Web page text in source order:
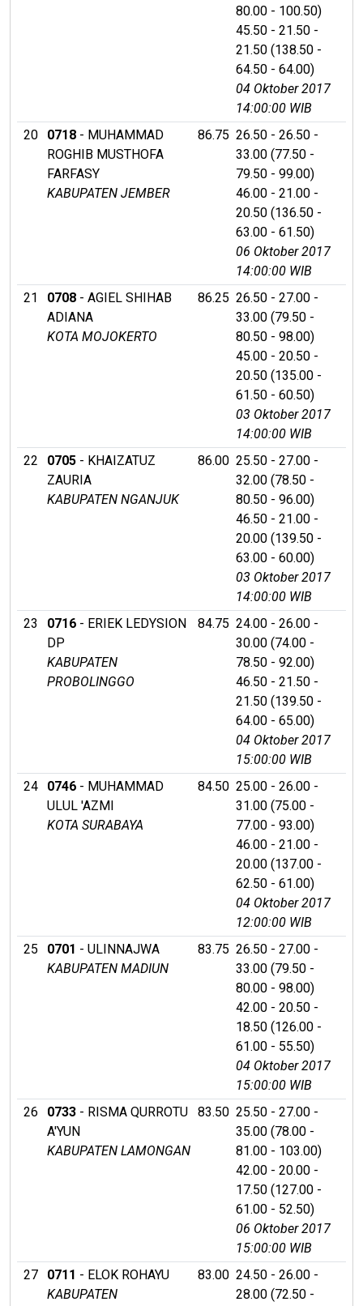
80.00 - 100.50)
45.50 - 21.50 -
21.50 (138.50 -
64.50 - 64.00)
04 Oktober 2017
14:00:00 WIB
20
0718 - MUHAMMAD
ROGHIB MUSTHOFA
FARFASY
KABUPATEN JEMBER
86.75 26.50 - 26.50 -
33.00 (77.50 -
79.50 - 99.00)
46.00 - 21.00 -
20.50 (136.50 -
63.00 - 61.50)
06 Oktober 2017
14:00:00 WIB
21
0708 - AGIEL SHIHAB
ADIANA
KOTA MOJOKERTO
86.25 26.50 - 27.00 -
33.00 (79.50 -
80.50 - 98.00)
45.00 - 20.50 -
20.50 (135.00 -
61.50 - 60.50)
03 Oktober 2017
14:00:00 WIB
22
0705 - KHAIZATUZ
ZAURIA
KABUPATEN NGANJUK
86.00 25.50 - 27.00 -
32.00 (78.50 -
80.50 - 96.00)
46.50 - 21.00 -
20.00 (139.50 -
63.00 - 60.00)
03 Oktober 2017
14:00:00 WIB
23
0716 - ERIEK LEDYSION
DP
KABUPATEN
PROBOLINGGO
84.75 24.00 - 26.00 -
30.00 (74.00 -
78.50 - 92.00)
46.50 - 21.50 -
21.50 (139.50 -
64.00 - 65.00)
04 Oktober 2017
15:00:00 WIB
24
0746 - MUHAMMAD
ULUL 'AZMI
KOTA SURABAYA
84.50 25.00 - 26.00 -
31.00 (75.00 -
77.00 - 93.00)
46.00 - 21.00 -
20.00 (137.00 -
62.50 - 61.00)
04 Oktober 2017
12:00:00 WIB
25
0701 - ULINNAJWA
KABUPATEN MADIUN
83.75 26.50 - 27.00 -
33.00 (79.50 -
80.00 - 98.00)
42.00 - 20.50 -
18.50 (126.00 -
61.00 - 55.50)
04 Oktober 2017
15:00:00 WIB
26
0733 - RISMA QURROTU
A'YUN
KABUPATEN LAMONGAN
83.50 25.50 - 27.00 -
35.00 (78.00 -
81.00 - 103.00)
42.00 - 20.00 -
17.50 (127.00 -
61.00 - 52.50)
06 Oktober 2017
15:00:00 WIB
27
0711 - ELOK ROHAYU
KABUPATEN
83.00 24.50 - 26.00 -
28.00 (72.50 -